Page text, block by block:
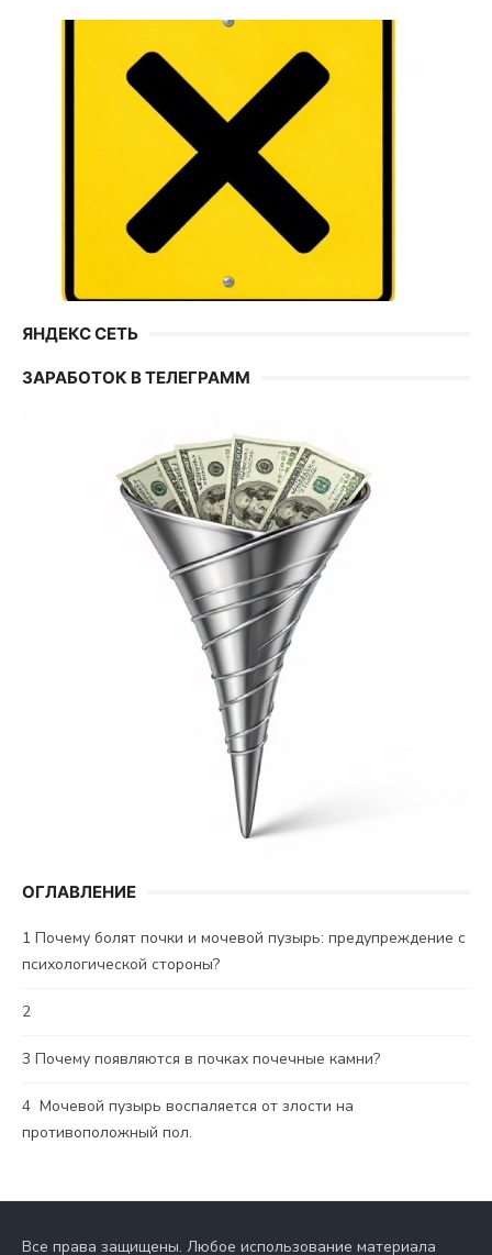
ЯНДЕКС СЕТЬ
ЗАРАБОТОК В ТЕЛЕГРАММ
ОГЛАВЛЕНИЕ
1 Почему болят почки и мочевой пузырь: предупреждение с
психологической стороны?
2
3 Почему появляются в почках почечные камни?
4 Мочевой пузырь воспаляется от злости на
противоположный пол.
Все права защищены. Любое использование материала